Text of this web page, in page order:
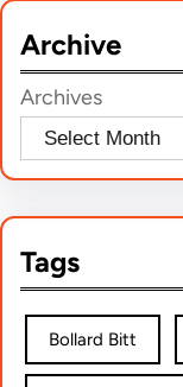
c
h
Archive
Archives
Tags
Bollard Bitt